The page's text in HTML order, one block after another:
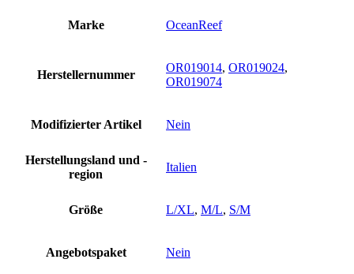
Marke OceanReef
Herstellernummer
OR019014, OR019024,
OR019074
Modifizierter Artikel Nein
Herstellungsland und -
region
Italien
Größe L/XL, M/L, S/M
Angebotspaket Nein